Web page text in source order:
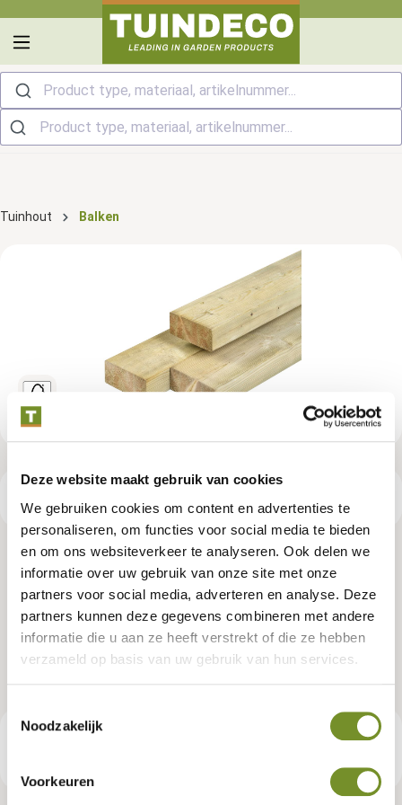
Deze website maakt gebruik van cookies
We gebruiken cookies om content en advertenties te
personaliseren, om functies voor social media te bieden
en om ons websiteverkeer te analyseren. Ook delen we
informatie over uw gebruik van onze site met onze
partners voor social media, adverteren en analyse. Deze
partners kunnen deze gegevens combineren met andere
informatie die u aan ze heeft verstrekt of die ze hebben
verzameld op basis van uw gebruik van hun services.
Noodzakelijk
Voorkeuren
Product type, materiaal, artikelnummer...
Tuinhout Balken
NE vuren regel 4,5 x 9,5 x 270 cm,
gedroogd, groen geïmpregneerd,
geschaafd, 4 ronde hoeken